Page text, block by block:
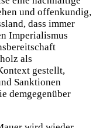
und offenkundig,
dass immer
Imperialismus
als
gestellt,
Sanktionen
demgegenüber